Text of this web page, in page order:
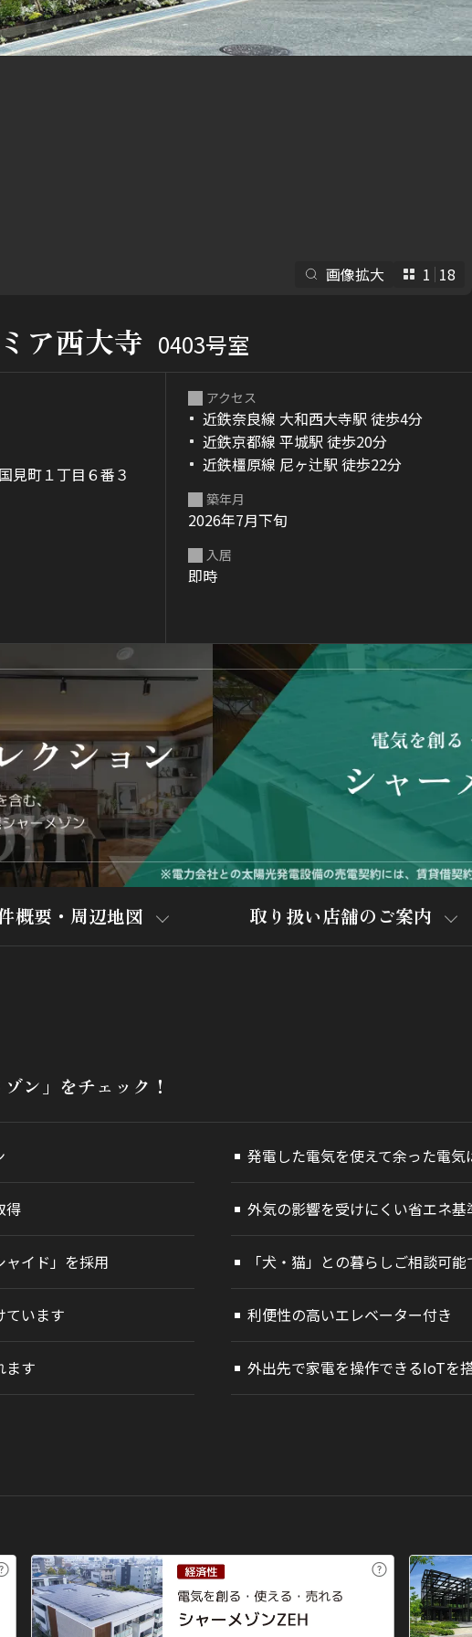
らくらくプ
画像拡大 1 18
ア西大寺 0403号室
見町１丁目６番３
アクセス
近鉄奈良線 大和西大寺駅 徒歩4分
近鉄京都線 平城駅 徒歩20分
近鉄橿原線 尼ヶ辻駅 徒歩22分
築年月
2026年7月下旬
入居
即時
概要・周辺地図 取り扱い店舗のご案内
ン」をチェック！
発電した電気を使えて余った電
得 外気の影響を受けにくい省エネ
ャイド」を採用 「犬・猫」との暮らしご相談可能
ています 利便性の高いエレベーター付き
ます 外出先で家電を操作できるIoTを